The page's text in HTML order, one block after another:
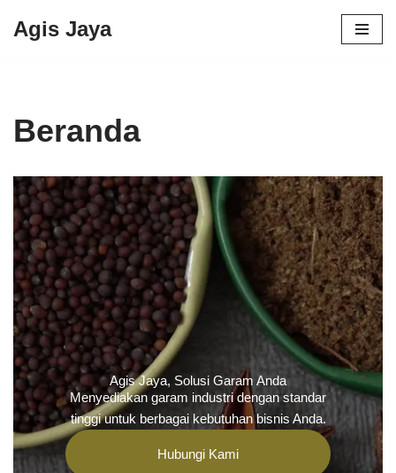
Agis Jaya
Beranda
Agis Jaya, Solusi Garam Anda
Menyediakan garam industri dengan standar
tinggi untuk berbagai kebutuhan bisnis Anda.
Hubungi Kami